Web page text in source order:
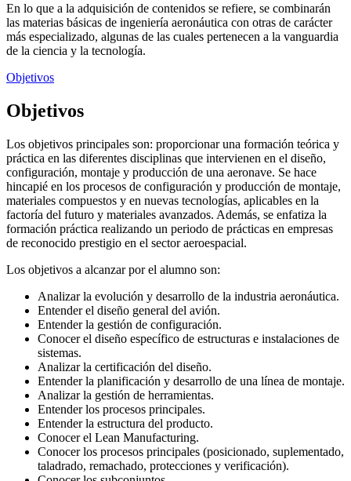
En lo que a la adquisición de contenidos se refiere, se combinarán
las materias básicas de ingeniería aeronáutica con otras de carácter
más especializado, algunas de las cuales pertenecen a la vanguardia
de la ciencia y la tecnología.
Objetivos
Objetivos
Los objetivos principales son: proporcionar una formación teórica y
práctica en las diferentes disciplinas que intervienen en el diseño,
configuración, montaje y producción de una aeronave. Se hace
hincapié en los procesos de configuración y producción de montaje,
materiales compuestos y en nuevas tecnologías, aplicables en la
factoría del futuro y materiales avanzados. Además, se enfatiza la
formación práctica realizando un periodo de prácticas en empresas
de reconocido prestigio en el sector aeroespacial.
Los objetivos a alcanzar por el alumno son:
Analizar la evolución y desarrollo de la industria aeronáutica.
Entender el diseño general del avión.
Entender la gestión de configuración.
Conocer el diseño específico de estructuras e instalaciones de
sistemas.
Analizar la certificación del diseño.
Entender la planificación y desarrollo de una línea de montaje.
Analizar la gestión de herramientas.
Entender los procesos principales.
Entender la estructura del producto.
Conocer el Lean Manufacturing.
Conocer los procesos principales (posicionado, suplementado,
taladrado, remachado, protecciones y verificación).